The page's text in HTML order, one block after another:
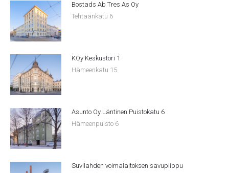
Bostads Ab Tres As Oy
Tehtaankatu 6
KOy Keskustori 1
Hämeenkatu 15
Asunto Oy Läntinen Puistokatu 6
Hämeenpuisto 6
Suvilahden voimalaitoksen savupiippu